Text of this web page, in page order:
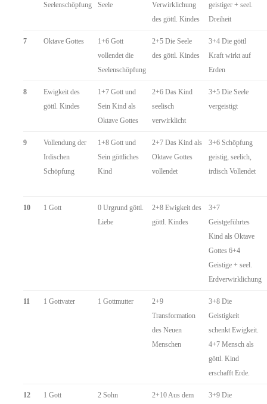
Seelenschöpfung
Seele
Verwirklichung
des göttl. Kindes
geistiger + seel.
Dreiheit
7 Oktave Gottes
1+6 Gott
vollendet die
Seelenschöpfung
2+5 Die Seele
des göttl. Kindes
3+4 Die göttl
Kraft wirkt auf
Erden
8
Ewigkeit des
göttl. Kindes
1+7 Gott und
Sein Kind als
Oktave Gottes
2+6 Das Kind
seelisch
verwirklicht
3+5 Die Seele
vergeistigt
9
Vollendung der
Irdischen
Schöpfung
1+8 Gott und
Sein göttliches
Kind
2+7 Das Kind als
Oktave Gottes
vollendet
3+6 Schöpfung
geistig, seelich,
irdisch Vollendet
10 1 Gott
0 Urgrund göttl.
Liebe
2+8 Ewigkeit des
göttl. Kindes
3+7
Geistgeführtes
Kind als Oktave
Gottes 6+4
Geistige + seel.
Erdverwirklichung
11 1 Gottvater 1 Gottmutter
2+9
Transformation
des Neuen
Menschen
3+8 Die
Geistigkeit
schenkt Ewigkeit.
4+7 Mensch als
göttl. Kind
erschafft Erde.
12 1 Gott 2 Sohn
2+10 Aus dem
3+9 Die